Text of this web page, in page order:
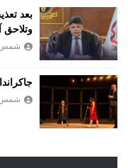
بعد
وتلاحق
شمس
شمس